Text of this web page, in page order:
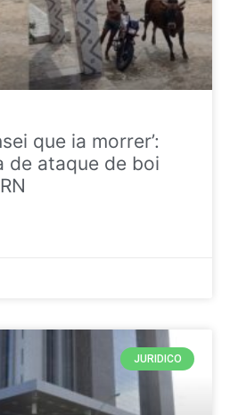
que ia morrer’:
de ataque de boi
JURIDICO